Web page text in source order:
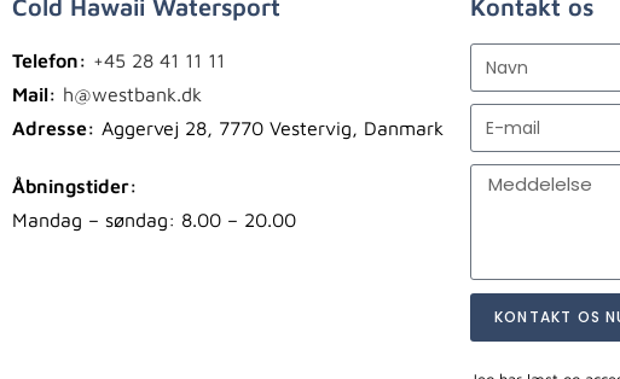
Cold Hawaii Watersport
Telefon: +45 28 41 11 11
Mail: h@westbank.dk
Adresse: Aggervej 28, 7770 Vestervig, Danmark
Åbningstider:
Mandag – søndag: 8.00 – 20.00
Kontakt os
KONTAKT OS